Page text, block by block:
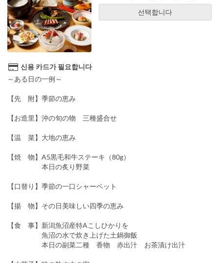
선택합니다
신용 카드가 필요합니다
～ある日の一例～
【先 附】季節の恵み
【お造里】沖の旬の物 三種盛合せ
【温 菜】大地の恵み
【焼 物】A5黒毛和牛ステーキ（80g）
本日の炙り野菜
【口替り】季節の一口シャーベット
【揚 物】その日美味しい四季の恵み
【食 事】新潟魚沼産特Aこしひかりを
魚沼の水で炊き上げた土鍋御飯
本日の副菜二種 香物 赤出汁 お茶漬け出汁